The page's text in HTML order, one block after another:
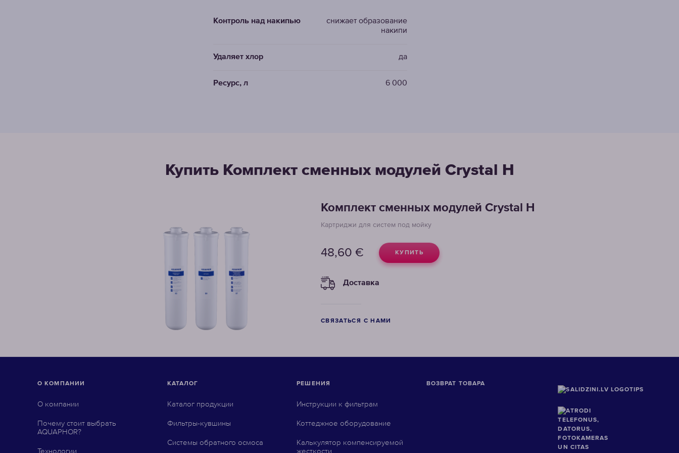
Контроль над накипью
снижает образование
накипи
Удаляет хлор да
Ресурс, л 6 000
Купить Комплект сменных модулей Crystal H
Комплект сменных модулей Crystal H
Картриджи для систем под мойку
48,60 € КУПИТЬ
Доставка
СВЯЗАТЬСЯ С НАМИ
О КОМПАНИИ
О компании
Почему стоит выбрать
AQUAPHOR?
Технологии
КАТАЛОГ
Каталог продукции
Фильтры-кувшины
Системы обратного осмоса
РЕШЕНИЯ
Инструкции к фильтрам
Коттеджное оборудование
Калькулятор компенсируемой
жесткости
ВОЗВРАТ ТОВАРА